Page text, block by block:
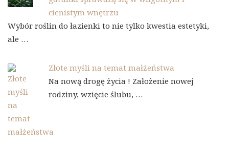
cienistym wnętrzu
Wybór roślin do łazienki to nie tylko kwestia estetyki,
ale …
Złote myśli na temat małżeństwa
Na nową drogę życia ! Założenie nowej
rodziny, wzięcie ślubu, …